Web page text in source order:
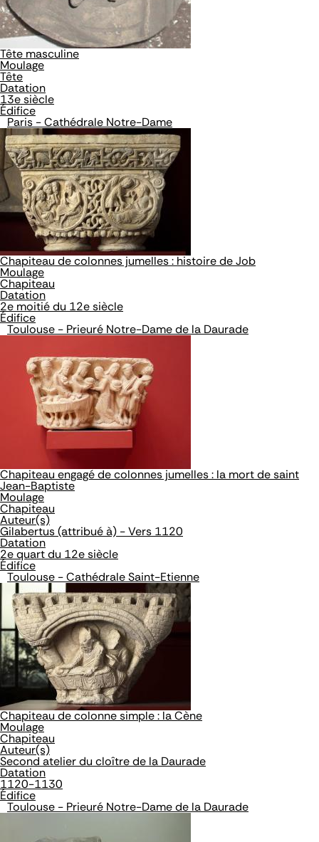
Tête masculine
Moulage
Tête
Datation
13e siècle
Édifice
Paris - Cathédrale Notre-Dame
Chapiteau de colonnes jumelles : histoire de Job
Moulage
Chapiteau
Datation
2e moitié du 12e siècle
Édifice
Toulouse - Prieuré Notre-Dame de la Daurade
Chapiteau engagé de colonnes jumelles : la mort de saint
Jean-Baptiste
Moulage
Chapiteau
Auteur(s)
Gilabertus (attribué à) - Vers 1120
Datation
2e quart du 12e siècle
Édifice
Toulouse - Cathédrale Saint-Etienne
Chapiteau de colonne simple : la Cène
Moulage
Chapiteau
Auteur(s)
Second atelier du cloître de la Daurade
Datation
1120-1130
Édifice
Toulouse - Prieuré Notre-Dame de la Daurade